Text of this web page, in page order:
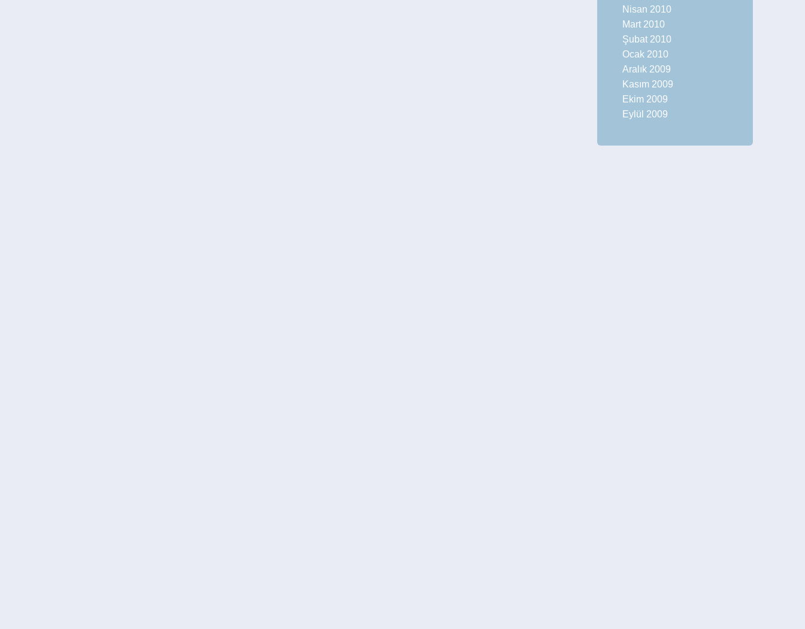
Nisan 2010
Mart 2010
Şubat 2010
Ocak 2010
Aralık 2009
Kasım 2009
Ekim 2009
Eylül 2009